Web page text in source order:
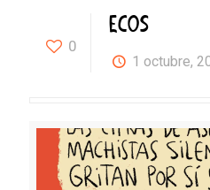
0
ECOS
1 octubre,